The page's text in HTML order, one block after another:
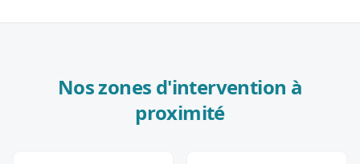
Nos zones d'intervention à
proximité